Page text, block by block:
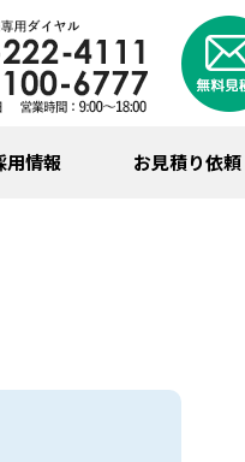
用情報 お見積り依頼